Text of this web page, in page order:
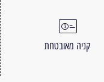
קניה מאובטחת